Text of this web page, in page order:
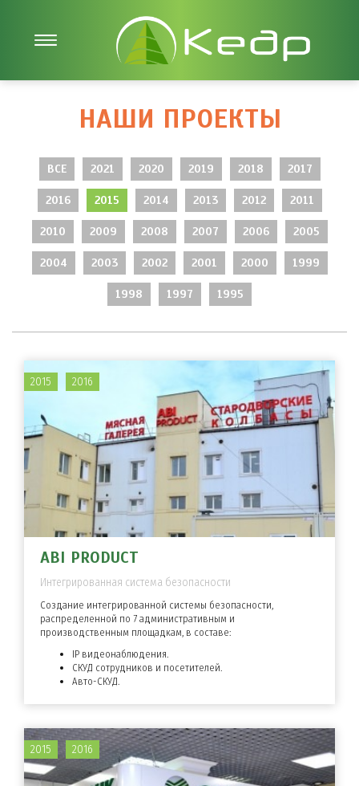
НАШИ ПРОЕКТЫ
ВСЕ 2021 2020 2019 2018 2017
2016 2015 2014 2013 2012 2011
2010 2009 2008 2007 2006 2005
2004 2003 2002 2001 2000 1999
1998 1997 1995
ABI PRODUCT
Интегрированная система безопасности
Создание интегрированной системы безопасности,
распределенной по 7 административным и
производственным площадкам, в составе:
IP видеонаблюдения.
СКУД сотрудников и посетителей.
Авто-СКУД.
2015 2016
2015 2016